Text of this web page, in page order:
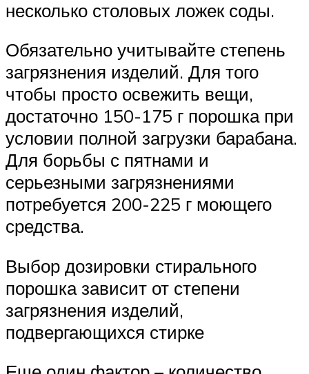
несколько столовых ложек соды.
Обязательно учитывайте степень
загрязнения изделий. Для того
чтобы просто освежить вещи,
достаточно 150-175 г порошка при
условии полной загрузки барабана.
Для борьбы с пятнами и
серьезными загрязнениями
потребуется 200-225 г моющего
средства.
Выбор дозировки стирального
порошка зависит от степени
загрязнения изделий,
подвергающихся стирке